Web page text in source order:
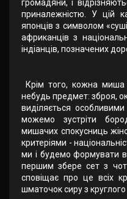
громадяни, і
приналежністю. У цій
японців з символом
африканців з
індіанців, позначених
Крім того, кожна
небудь предмет: зброя,
виділяється
можемо зустріти
мишачих спокусниць
критеріями -
ми і будемо формувати
першим збере сет з
сповіщає про це всіх
шматочок сиру з